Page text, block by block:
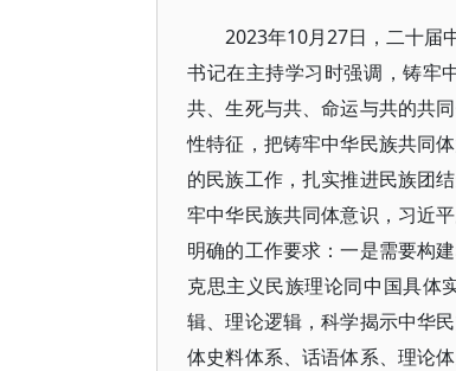
2023年10月27日，二十届
书记在主持学习时强调，铸牢
共、生死与共、命运与共的共
性特征，把铸牢中华民族共同
的民族工作，扎实推进民族团
牢中华民族共同体意识，习近
明确的工作要求：一是需要构
克思主义民族理论同中国具体
辑、理论逻辑，科学揭示中华
体史料体系、话语体系、理论